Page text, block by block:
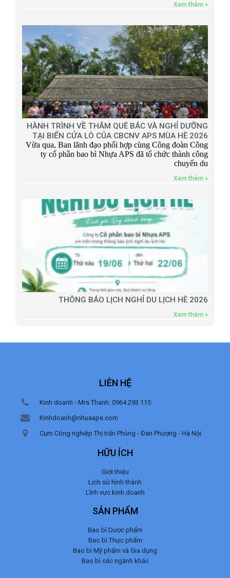
Xem thêm »
HÀNH TRÌNH VỀ THĂM QUÊ BÁC VÀ NGHỈ DƯỠNG
TẠI BIỂN CỬA LÒ CỦA CBCNV APS MÙA HÈ 2026
Vừa qua, Ban lãnh đạo phối hợp cùng Công đoàn Công
ty cổ phần bao bì Nhựa APS đã tổ chức thành công
chuyến du
Xem thêm »
THÔNG BÁO LỊCH NGHỈ DU LỊCH HÈ 2026
Xem thêm »
LIÊN HỆ
Kinh doanh - Mrs Thanh: 0964.293.115
Kinhdoanh@nhuaaps.com
Cụm Công nghiệp Thị trấn Phùng - Đan Phượng - Hà Nội
HỮU ÍCH
Giới thiệu
Lịch sử hình thành
Lĩnh vực kinh doanh
SẢN PHẨM
Bao bì Dược phẩm
Bao bì Thực phẩm
Bao bì Mỹ phẩm và Gia dụng
Bao bì các ngành khác